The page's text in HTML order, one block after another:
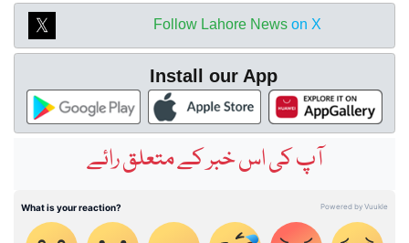
Follow Lahore News on X
Install our App
آپ کی اس خبر کے متعلق رائے